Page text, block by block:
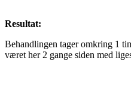
Resultat:
Behandlingen tager omkring 1
været her 2 gange siden med